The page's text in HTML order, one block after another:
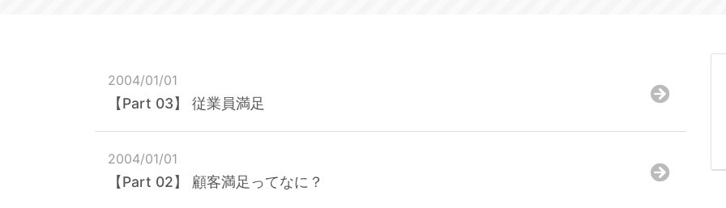
2004/01/01
【Part 03】 従業員満足
2004/01/01
【Part 02】 顧客満足ってなに？